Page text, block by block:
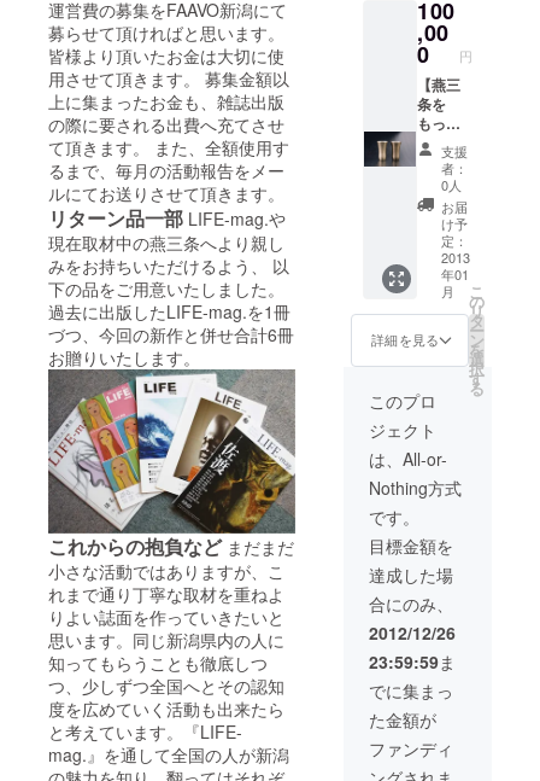
運営費の募集をFAAVO新潟にて
募らせて頂ければと思います。
皆様より頂いたお金は大切に使
用させて頂きます。 募集金額以
上に集まったお金も、雑誌出版
の際に要される出費へ充てさせ
て頂きます。 また、全額使用す
るまで、毎月の活動報告をメー
ルにてお送りさせて頂きます。
リターン品一部 LIFE-mag.や
現在取材中の燕三条へより親し
みをお持ちいただけるよう、 以
下の品をご用意いたしました。
過去に出版したLIFE-mag.を1冊
づつ、今回の新作と併せ合計6冊
お贈りいたします。
これからの抱負などまだまだ
小さな活動ではありますが、こ
れまで通り丁寧な取材を重ねよ
りよい誌面を作っていきたいと
思います。同じ新潟県内の人に
知ってもらうことも徹底しつ
つ、少しずつ全国へとその認知
度を広めていく活動も出来たら
と考えています。『LIFE-
mag.』を通して全国の人が新潟
す LIFE-
mag.vol
.006【
燕三条
編】一
冊プレ
ゼント
創刊
号〜
Vol.005
まで
バック
ナン
バー全
号プレ
ゼント
号〜Vol.005まで
バックナンバー
全号プレゼント
100
,00
0 円
【燕三
条を
もっと
楽し
む！
Ver】
創業一
八十六
年、無
形文化
財 鎚
起銅
器 玉
川堂に
よる、
ラージ
カッ
プ
各 胴
高
145×口
径
真の
ラージ
カップ
いづれ
か１つ
をお贈
りいた
しま
す。 編
集人小
林か
ら、直
支援
者：
0人
お届
け予
定：
2013
年01
月
詳細を見る
こ
の
リ
タ
ー
ン
を
選
択
す
る
このプロ
ジェクト
は、All-or-
Nothing方式
です。
目標金額を
達成した場
合にのみ、
2012/12/26
23:59:59ま
でに集まっ
た金額が
ファンディ